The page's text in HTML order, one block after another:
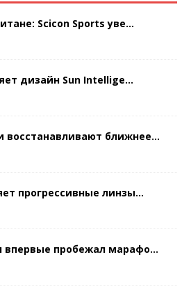
Scicon Sports уве...
дизайн Sun Intellige...
восстанавливают ближнее...
прогрессивные линзы...
впервые пробежал марафо...